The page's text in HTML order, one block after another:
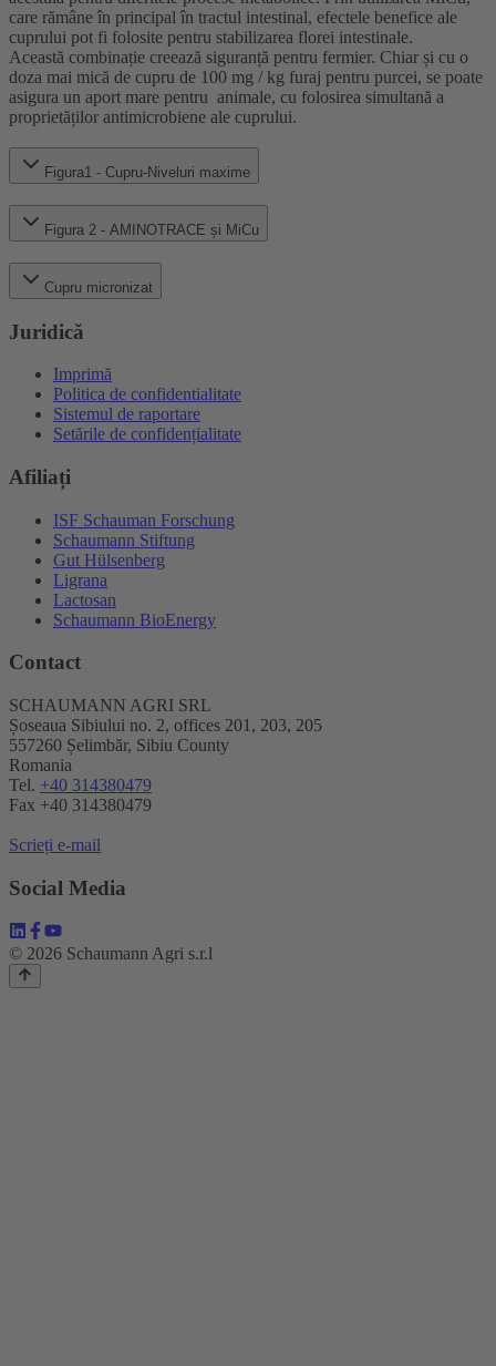
care rămâne în principal în tractul intestinal, efectele benefice ale
cuprului pot fi folosite pentru stabilizarea florei intestinale.
Această combinație creează siguranță pentru fermier. Chiar și cu o
doza mai mică de cupru de 100 mg / kg furaj pentru purcei, se poate
asigura un aport mare pentru animale, cu folosirea simultană a
proprietăților antimicrobiene ale cuprului.
Figura1 - Cupru-Niveluri maxime
Figura 2 - AMINOTRACE și MiCu
Cupru micronizat
Juridică
Imprimă
Politica de confidentialitate
Sistemul de raportare
Setările de confidențialitate
Afiliați
ISF Schauman Forschung
Schaumann Stiftung
Gut Hülsenberg
Ligrana
Lactosan
Schaumann BioEnergy
Contact
SCHAUMANN AGRI SRL
Șoseaua Sibiului no. 2, offices 201, 203, 205
557260 Șelimbăr, Sibiu County
Romania
Tel. +40 314380479
Fax +40 314380479
Scrieți e-mail
Social Media
© 2026 Schaumann Agri s.r.l